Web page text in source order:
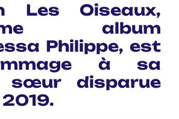
Les Oiseaux,
album
Philippe, est
à sa
sœur disparue